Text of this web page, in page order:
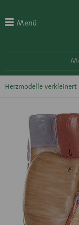
Menü
Herzmodelle verkleinert